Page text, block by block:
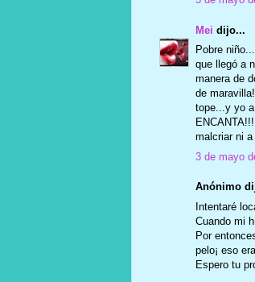
Mei dijo...
Pobre
que llegó a
manera de
de
tope...y yo
malcriar ni
3 de mayo
Anónimo
Intentaré
Cuando mi
Por
pelo¡ eso
Espero tu